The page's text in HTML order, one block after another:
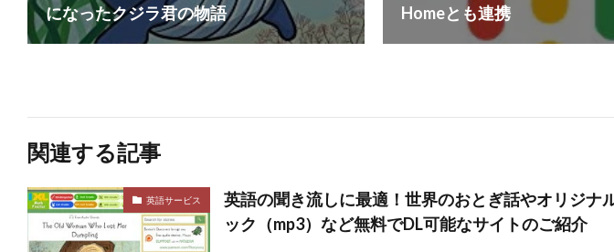
になったクジラ君の物語
Homeとも連携
関連する記事
英語サービス
英語の聞き流しに最適！世界のおとぎ話やオリジナ
ック（mp3）など無料でDL可能なサイトのご紹介